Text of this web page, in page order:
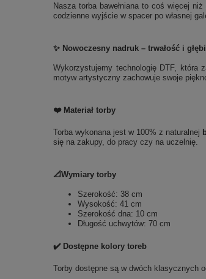
Nasza torba bawełniana to coś więcej
codzienne wyjście w spacer po własnej
✨ Nowoczesny nadruk – trwałość i
Wykorzystujemy technologię DTF, która
motyw artystyczny zachowuje swoje
❤️ Materiał torby
Torba wykonana jest w 100% z naturalnej
się na zakupy, do pracy czy na uczelnię.
📐Wymiary torby
Szerokość: 38 cm
Wysokość: 41 cm
Szerokość dna: 10 cm
Długość uchwytów: 70 cm
✔️ Dostępne kolory toreb
Torby dostępne są w dwóch klasycznych